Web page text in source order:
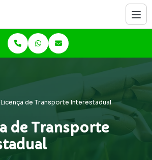
Licença de Transporte Interestadual
de Transporte